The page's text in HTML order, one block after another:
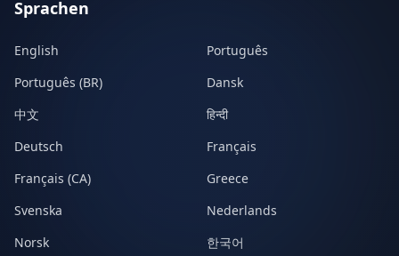
Sprachen
English
Português
Português (BR)
Dansk
中文
हिन्दी
Deutsch
Français
Français (CA)
Greece
Svenska
Nederlands
Norsk
한국어